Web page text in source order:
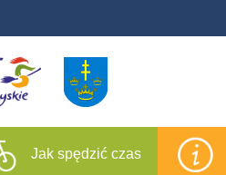
Jak spędzić czas